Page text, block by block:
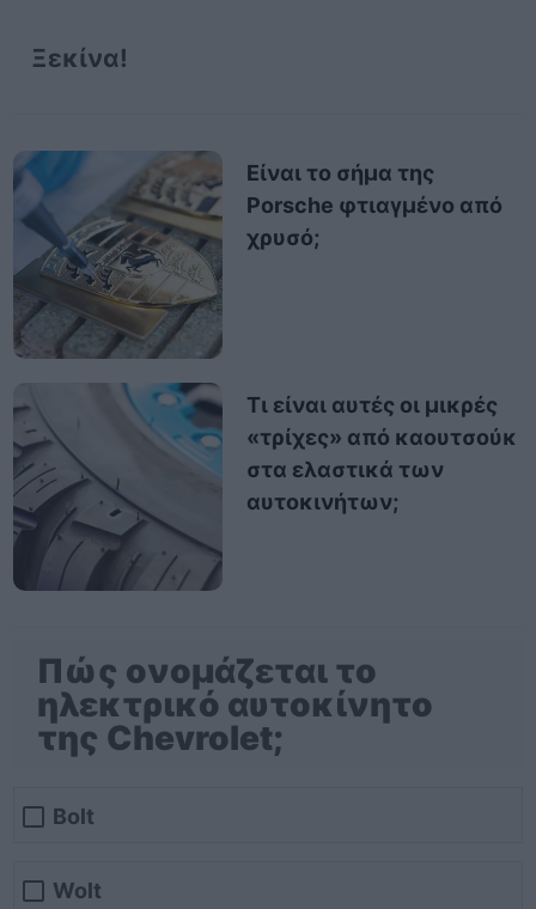
Ξεκίνα!
Είναι το σήμα της
Porsche φτιαγμένο από
χρυσό;
Τι είναι αυτές οι μικρές
«τρίχες» από καουτσούκ
στα ελαστικά των
αυτοκινήτων;
Πώς ονομάζεται το
ηλεκτρικό αυτοκίνητο
της Chevrolet;
Bolt
Wolt